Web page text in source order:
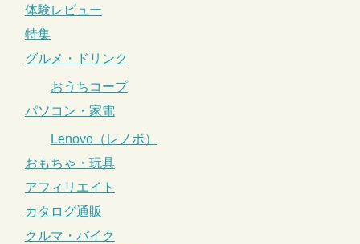
体験レビュー
特集
グルメ・ドリンク
おうちコープ
パソコン・家電
Lenovo（レノボ）
おもちゃ・玩具
アフィリエイト
カタログ通販
クルマ・バイク